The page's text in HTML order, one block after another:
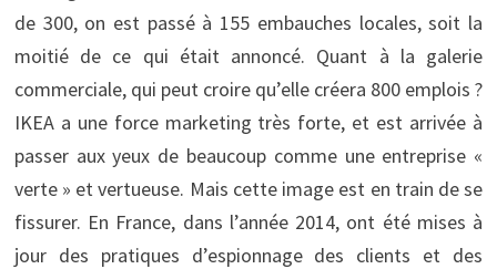
de 300, on est passé à 155 embauches locales, soit la
moitié de ce qui était annoncé. Quant à la galerie
commerciale, qui peut croire qu’elle créera 800 emplois ?
IKEA a une force marketing très forte, et est arrivée à
passer aux yeux de beaucoup comme une entreprise «
verte » et vertueuse. Mais cette image est en train de se
fissurer. En France, dans l’année 2014, ont été mises à
jour des pratiques d’espionnage des clients et des